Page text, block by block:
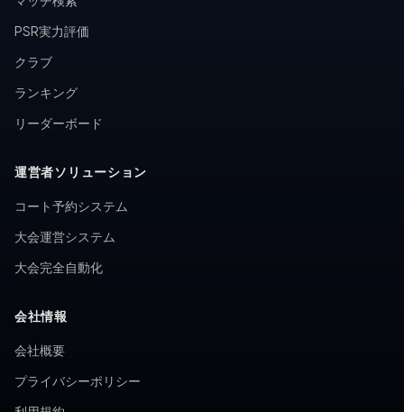
PSR実力評価
クラブ
ランキング
リーダーボード
運営者ソリューション
コート予約システム
大会運営システム
大会完全自動化
会社情報
会社概要
プライバシーポリシー